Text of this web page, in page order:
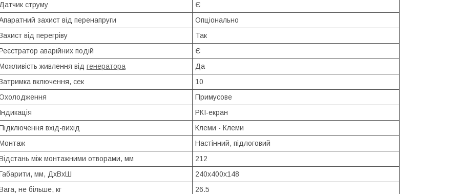
струму
Є
захист від перенапруги
Опціонально
від перегріву
Так
аварійних подій
Є
живлення від генератора
Да
включення, сек
10
Примусове
РКІ-екран
вхід-вихід
Клеми - Клеми
Настінний, підлоговий
між монтажними отворами, мм
212
мм, ДхВхШ
240x400x148
не більше, кг
26.5